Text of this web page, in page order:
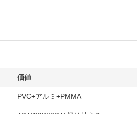
価値
PVC+アルミ+PMMA